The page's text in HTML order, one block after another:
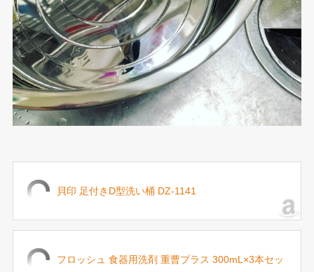
貝印 足付きD型洗い桶 DZ-1141
フロッシュ 食器用洗剤 重曹プラス 300mL×3本セッ